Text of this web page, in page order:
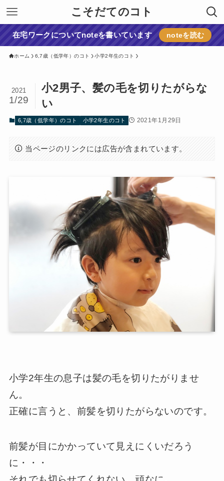
こそだてのコト
在宅ワークについてnoteを書いています noteを読む
ホーム 6,7歳（低学年）のコト 小学2年生のコト
小2男子、髪の毛を切りたがらな
い
2021
1/29
6,7歳（低学年）のコト 小学2年生のコト 2021年1月29日
当ページのリンクには広告が含まれています。
小学2年生の息子は髪の毛を切りたがりませ
ん。
正確に言うと、前髪を切りたがらないのです。
前髪が目にかかっていて見えにくいだろう
に・・・